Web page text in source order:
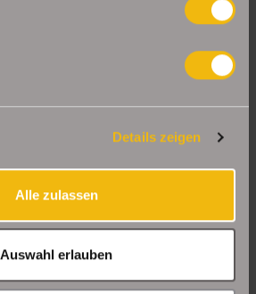
Details zeigen
Alle zulassen
Auswahl erlauben